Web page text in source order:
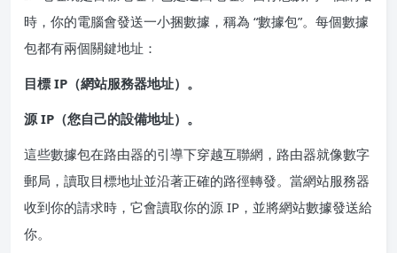
時，你的電腦會發送一小捆數據，稱為 “數據包”。每個數據
包都有兩個關鍵地址：
目標 IP（網站服務器地址）。
源 IP（您自己的設備地址）。
這些數據包在路由器的引導下穿越互聯網，路由器就像數字
郵局，讀取目標地址並沿著正確的路徑轉發。當網站服務器
收到你的請求時，它會讀取你的源 IP，並將網站數據發送給
你。